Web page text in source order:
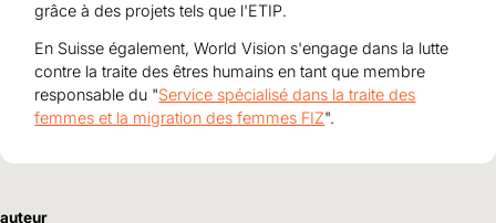
grâce à des projets tels que l'ETIP.
En Suisse également, World Vision s'engage dans la lutte
contre la traite des êtres humains en tant que membre
responsable du "Service spécialisé dans la traite des
femmes et la migration des femmes FIZ".
auteur